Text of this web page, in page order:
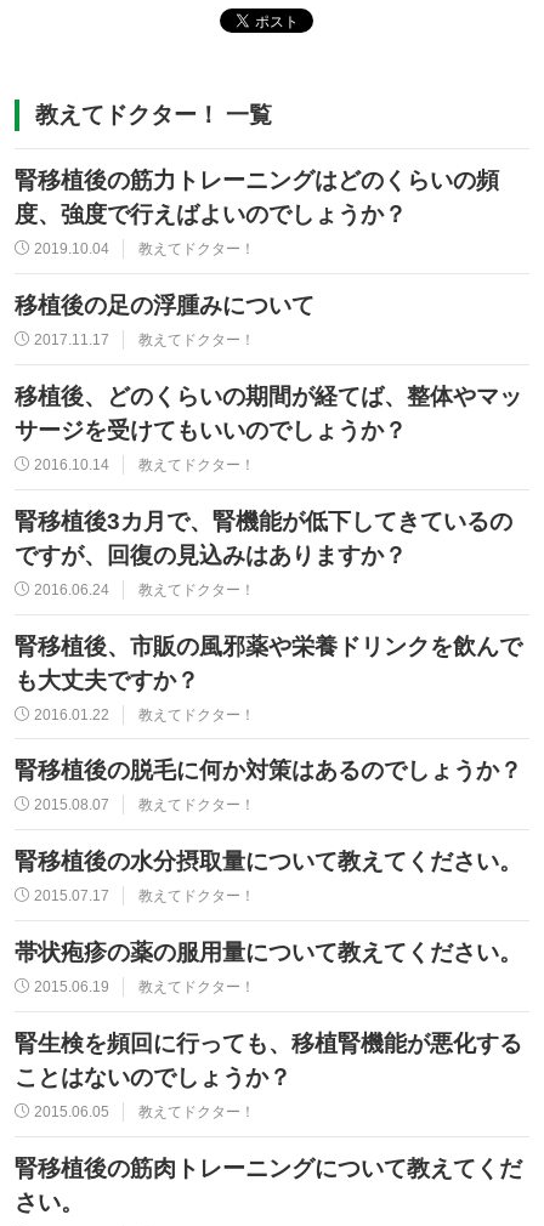
教えてドクター！ 一覧
腎移植後の筋力トレーニングはどのくらいの頻
度、強度で行えばよいのでしょうか？
2019.10.04 教えてドクター！
移植後の足の浮腫みについて
2017.11.17 教えてドクター！
移植後、どのくらいの期間が経てば、整体やマッ
サージを受けてもいいのでしょうか？
2016.10.14 教えてドクター！
腎移植後3カ月で、腎機能が低下してきているの
ですが、回復の見込みはありますか？
2016.06.24 教えてドクター！
腎移植後、市販の風邪薬や栄養ドリンクを飲んで
も大丈夫ですか？
2016.01.22 教えてドクター！
腎移植後の脱毛に何か対策はあるのでしょうか？
2015.08.07 教えてドクター！
腎移植後の水分摂取量について教えてください。
2015.07.17 教えてドクター！
帯状疱疹の薬の服用量について教えてください。
2015.06.19 教えてドクター！
腎生検を頻回に行っても、移植腎機能が悪化する
ことはないのでしょうか？
2015.06.05 教えてドクター！
腎移植後の筋肉トレーニングについて教えてくだ
さい。